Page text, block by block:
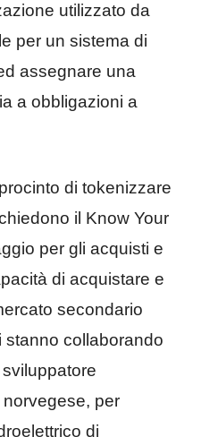
utilizzato da
per un sistema di
assegnare una
a obbligazioni a
di tokenizzare
il Know Your
per gli acquisti e
di acquistare e
secondario
stanno collaborando
per
di